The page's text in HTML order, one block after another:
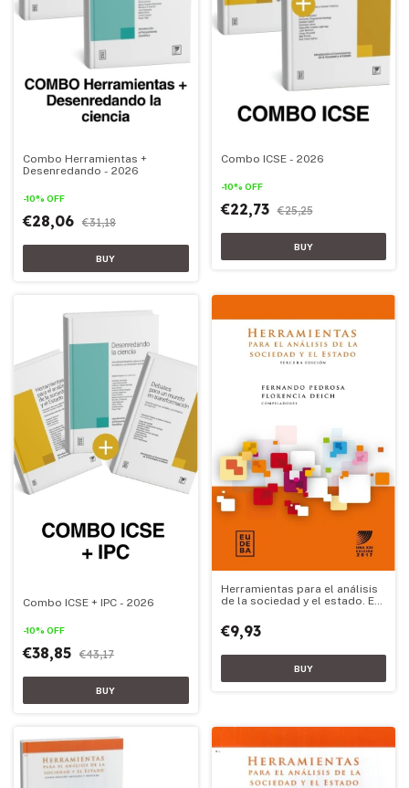
Combo Herramientas +
Desenredando - 2026
-10% OFF
€28,06 €31,18
Combo ICSE - 2026
-10% OFF
€22,73 €25,25
Combo ICSE + IPC - 2026
-10% OFF
€38,85 €43,17
Herramientas para el análisis
de la sociedad y el estado. Ed.
€9,93